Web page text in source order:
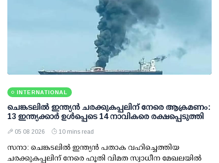
INTERNATIONAL
ചെങ്കടലില്‍ ഇന്ത്യന്‍ ചരക്കുകപ്പലിന് നേരെ ആക്രമണം:
13 ഇന്ത്യക്കാര്‍ ഉള്‍പ്പെടെ 14 നാവികരെ രക്ഷപ്പെടുത്തി
05 08 2026 10 mins read
സനാ: ചെങ്കടലില്‍ ഇന്ത്യന്‍ പതാക വഹിച്ചെത്തിയ
ചരക്കുകപ്പലിന് നേരെ ഹൂതി വിമത സ്വാധീന മേഖലയില്‍